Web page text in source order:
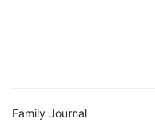
Family Journal